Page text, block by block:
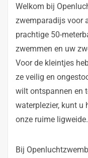
Welkom bij
zwemparadijs voor
prachtige 50-
zwemmen en uw
Voor de kleintjes
ze veilig en
wilt ontspannen en
waterplezier, kunt u
onze ruime ligweide.
Bij